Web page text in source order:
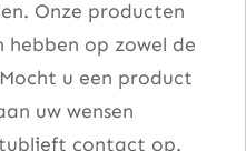
Onze producten
hebben op zowel de
u een product
uw wensen
contact op.